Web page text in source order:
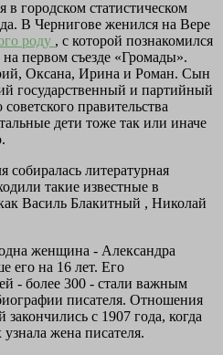
в городском статистическом
В Чернигове женился на Вере
роду , с которой познакомился
первом съезде «Громады».
Оксана, Ирина и Роман. Сын
государственный и партийный
правительства
дети тоже так или иначе
собиралась литературная
такие известные в
Василь Блакитный , Николай
женщина - Александра
его на 16 лет. Его
- более 300 - стали важным
писателя. Отношения
с 1907 года, когда
жена писателя.